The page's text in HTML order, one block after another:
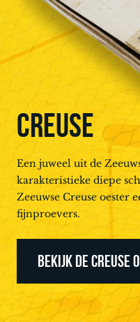
CREUSE
Een juweel uit de
karakteristieke diepe
Zeeuwse Creuse oester
fijnproevers.
BEKIJK DE CREUSE